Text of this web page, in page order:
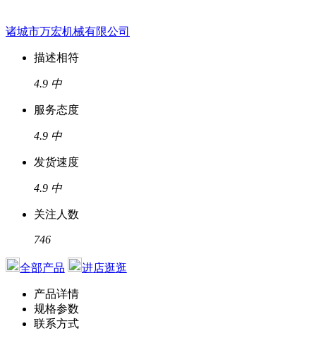
诸城市万宏机械有限公司
描述相符
4.9 中
服务态度
4.9 中
发货速度
4.9 中
关注人数
746
全部产品 进店逛逛
产品详情
规格参数
联系方式